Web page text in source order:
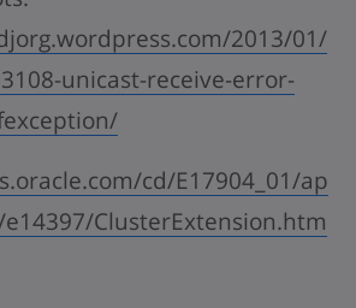
2013/01/
unicast-receive-error-
cd/E17904_01/ap
ClusterExtension.htm